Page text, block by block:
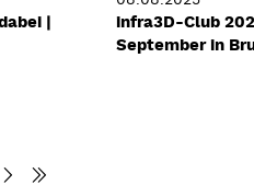
|
infra3D-Club
September in
 